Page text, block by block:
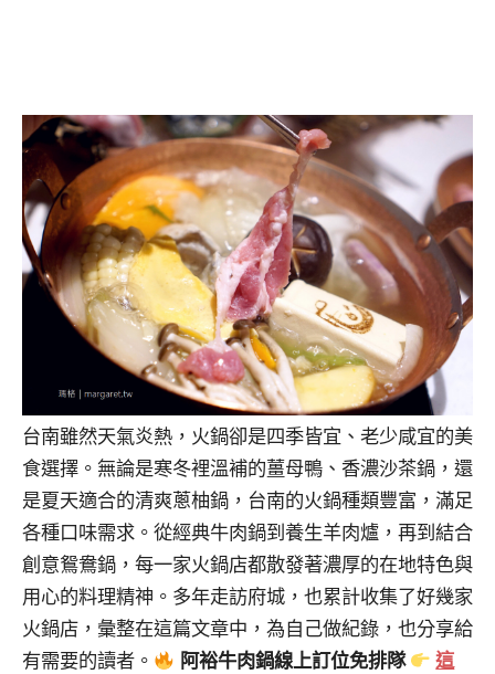
台南雖然天氣炎熱，火鍋卻是四季皆宜、老少咸宜的美
食選擇。無論是寒冬裡溫補的薑母鴨、香濃沙茶鍋，還
是夏天適合的清爽蔥柚鍋，台南的火鍋種類豐富，滿足
各種口味需求。從經典牛肉鍋到養生羊肉爐，再到結合
創意鴛鴦鍋，每一家火鍋店都散發著濃厚的在地特色與
用心的料理精神。多年走訪府城，也累計收集了好幾家
火鍋店，彙整在這篇文章中，為自己做紀錄，也分享給
有需要的讀者。
阿裕牛肉鍋線上訂位免排隊
這